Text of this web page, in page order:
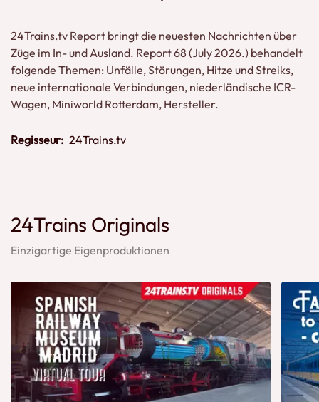
24Trains.tv Report bringt die neuesten Nachrichten über
Züge im In- und Ausland. Report 68 (July 2026.) behandelt
folgende Themen: Unfälle, Störungen, Hitze und Streiks,
neue internationale Verbindungen, niederländische ICR-
Wagen, Miniworld Rotterdam, Hersteller.
Regisseur: 24Trains.tv
24Trains Originals
Einzigartige Eigenproduktionen